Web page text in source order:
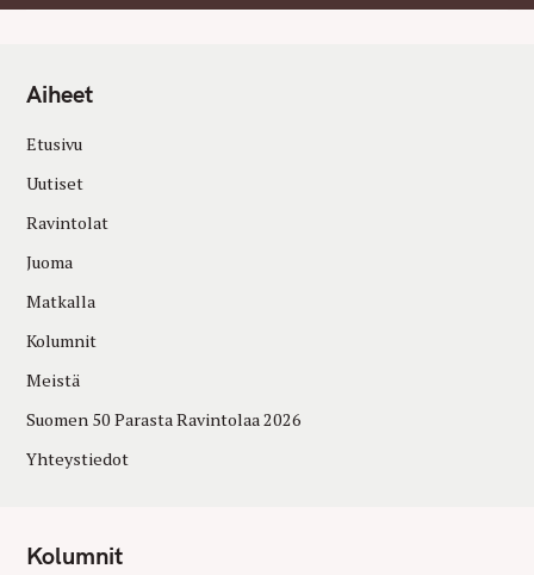
Aiheet
Etusivu
Uutiset
Ravintolat
Juoma
Matkalla
Kolumnit
Meistä
Suomen 50 Parasta Ravintolaa 2026
Yhteystiedot
Kolumnit